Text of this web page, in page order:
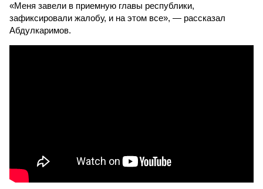
«Меня завели в приемную главы республики,
зафиксировали жалобу, и на этом все», — рассказал
Абдулкаримов.